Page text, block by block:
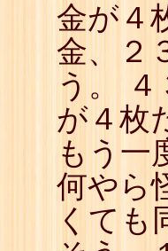
金が４
金、２
う。
が４枚
もう一
何やら
くても